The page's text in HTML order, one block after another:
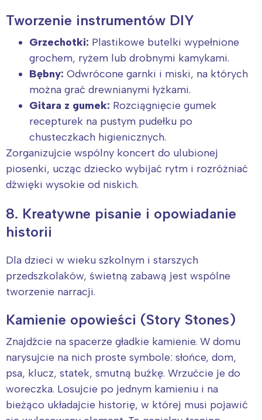
Tworzenie instrumentów DIY
Grzechotki: Plastikowe butelki wypełnione
grochem, ryżem lub drobnymi kamykami.
Bębny: Odwrócone garnki i miski, na których
można grać drewnianymi łyżkami.
Gitara z gumek: Rozciągnięcie gumek
recepturek na pustym pudełku po
chusteczkach higienicznych.
Zorganizujcie wspólny koncert do ulubionej
piosenki, ucząc dziecko wybijać rytm i rozróżniać
dźwięki wysokie od niskich.
8. Kreatywne pisanie i opowiadanie
historii
Dla dzieci w wieku szkolnym i starszych
przedszkolaków, świetną zabawą jest wspólne
tworzenie narracji.
Kamienie opowieści (Story Stones)
Znajdźcie na spacerze gładkie kamienie. W domu
narysujcie na nich proste symbole: słońce, dom,
psa, klucz, statek, smutną buźkę. Wrzućcie je do
woreczka. Losujcie po jednym kamieniu i na
bieżąco układajcie historię, w której musi pojawić